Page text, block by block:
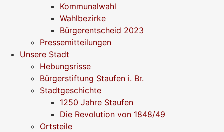
Kommunalwahl
Wahlbezirke
Bürgerentscheid 2023
Pressemitteilungen
Unsere Stadt
Hebungsrisse
Bürgerstiftung Staufen i. Br.
Stadtgeschichte
1250 Jahre Staufen
Die Revolution von 1848/49
Ortsteile